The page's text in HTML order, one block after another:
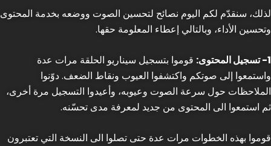
لذلك، سنقدّم لكم اليوم نصائح لتحسين الصوت ووضعه بخدمة المحتوى
وتحسين الأداء، وبالتالي إعطاء المعلومة حقها.
1- تسجيل المحتوى:
قوموا بتسجيل سيناريو الحلقة مرات عدة
واستمعوا إلى صوتكم واكتشفوا العيوب ونقاط الضعف. دوّنوا
الملاحظات حول سرعة الصوت وعيوبه، وأعيدوا التسجيل مرة أخرى،
ثم استمعوا الى المحتوى من جديد لمعرفة مدى تحسّنه.
قوموا بهذه الخطوات مرات عدة حتى تصلوا الى النسخة التي تعتبرون